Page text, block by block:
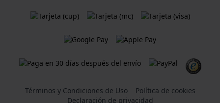
Términos y Condiciones de Uso
Política de cookies
Declaración de privacidad